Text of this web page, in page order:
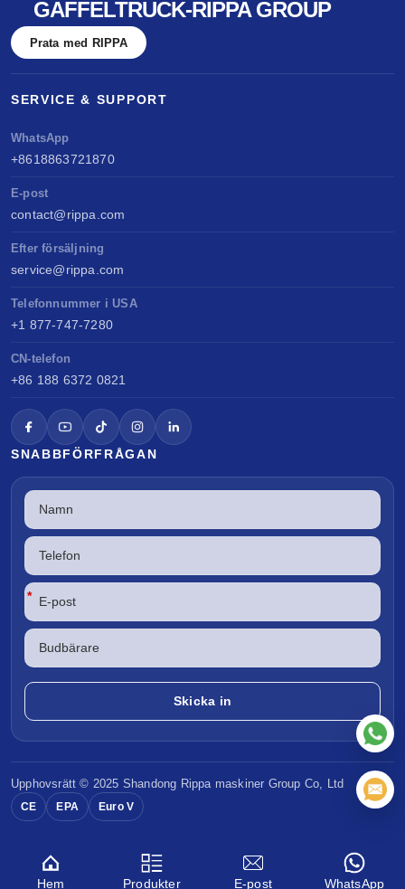
GAFFELTRUCK-RIPPA GROUP
Prata med RIPPA
SERVICE & SUPPORT
WhatsApp
+8618863721870
E-post
contact@rippa.com
Efter försäljning
service@rippa.com
Telefonnummer i USA
+1 877-747-7280
CN-telefon
+86 188 6372 0821
SNABBFÖRFRÅGAN
*
Upphovsrätt © 2025 Shandong Rippa maskiner Group Co, Ltd
CE EPA Euro V
Hem Produkter E-post WhatsApp